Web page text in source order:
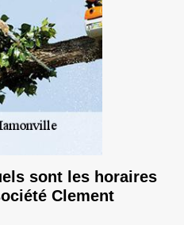
sont les horaires
Clement